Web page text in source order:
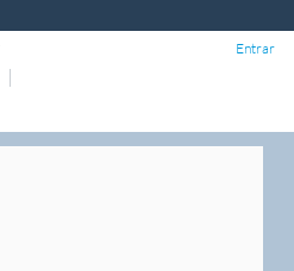
Entrar